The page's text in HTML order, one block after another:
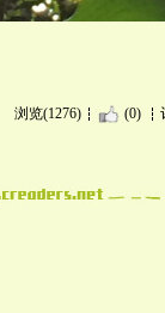
浏览(1276) (0)